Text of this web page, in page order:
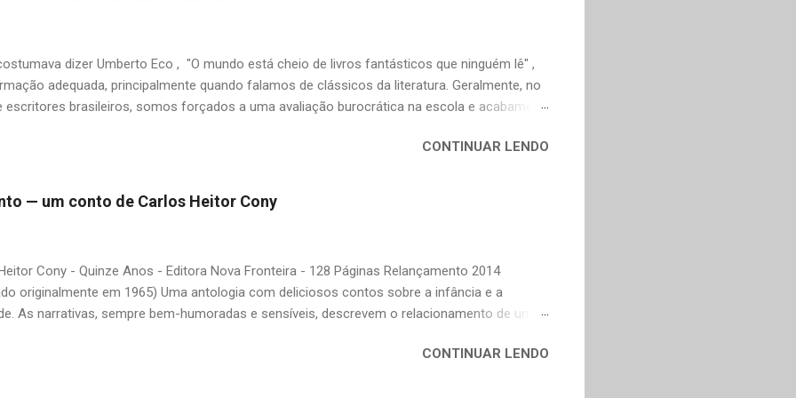
dizer Umberto Eco , "O mundo está cheio de livros fantásticos que ninguém lê" ,
adequada, principalmente quando falamos de clássicos da literatura. Geralmente, no
escritores brasileiros, somos forçados a uma avaliação burocrática na escola e acabamos
É surpreendente como uma segunda visita a essas obras, já em nossa maturidade, pode
nós? A limitação de apenas 20 indicações me forçou a deixar grandes autores de fora,
Álvares de Azevedo, Antônio Calado, Augusto dos Anjos, Autran Dourado, Carlos
de Andrade, Castro Alves, Cecília Meireles, Dias Gomes, Dalton Trevisan, Fernando
(em o...
CONTINUAR LENDO
— um conto de Carlos Heitor Cony
Cony - Quinze Anos - Editora Nova Fronteira - 128 Páginas Relançamento 2014
originalmente em 1965) Uma antologia com deliciosos contos sobre a infância e a
As narrativas, sempre bem-humoradas e sensíveis, descrevem o relacionamento de um
primeiro dos seis casamentos do escritor. O livro deixa um sabor de saudade de uma época
CONTINUAR LENDO